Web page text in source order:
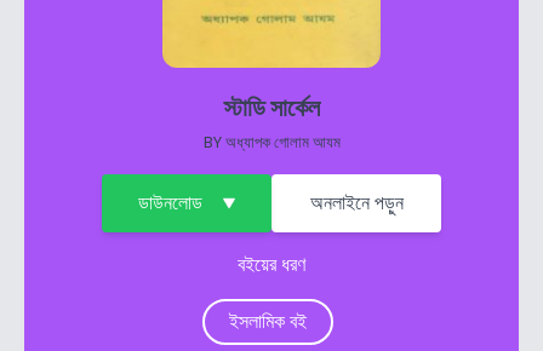
স্টাডি সার্কেল
BYঅধ্যাপক গোলাম আযম
ডাউনলোড অনলাইনে পড়ুন
বইয়ের ধরণ
ইসলামিক বই